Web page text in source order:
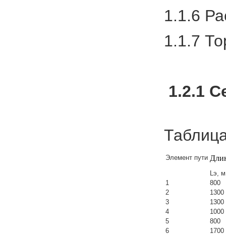
1.1.6
1.1.7
1.2.1
Элемент пути
Lэ, м
1
800
2
1300
3
1300
4
1000
5
800
6
1700